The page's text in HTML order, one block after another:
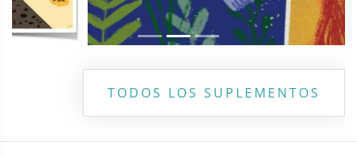
TODOS LOS SUPLEMENTOS